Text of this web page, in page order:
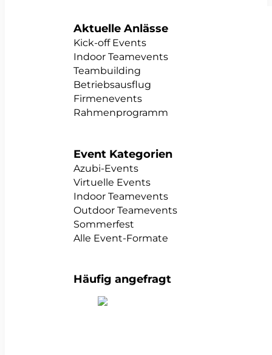
Aktuelle Anlässe
Kick-off Events
Indoor Teamevents
Teambuilding
Betriebsausflug
Firmenevents
Rahmenprogramm
Event Kategorien
Azubi-Events
Virtuelle Events
Indoor Teamevents
Outdoor Teamevents
Sommerfest
Alle Event-Formate
Häufig angefragt